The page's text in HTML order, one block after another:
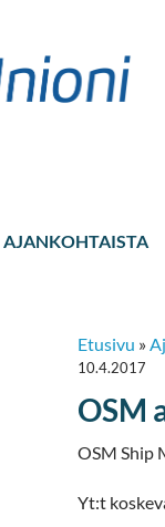
AJANKOHTAISTA
Etusivu »
10.4.2017
OSM
OSM Ship
Yt:t